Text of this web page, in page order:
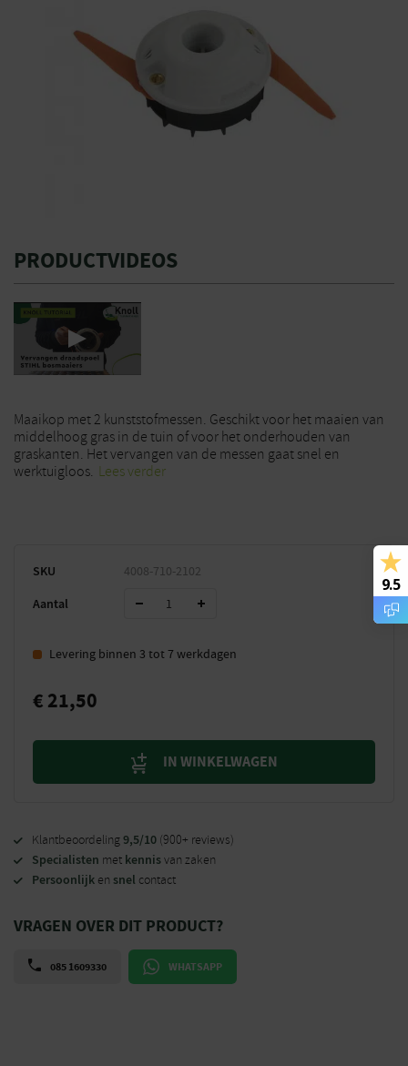
PRODUCTVIDEOS
Maaikop met 2 kunststofmessen. Geschikt voor het maaien van
middelhoog gras in de tuin of voor het onderhouden van
graskanten. Het vervangen van de messen gaat snel en
werktuigloos. Lees verder
SKU 4008-710-2102
Aantal
Levering binnen 3 tot 7 werkdagen
€ 21,50
IN WINKELWAGEN
Klantbeoordeling9,5/10 (900+ reviews)
Specialisten met kennisvan zaken
Persoonlijk en snel contact
VRAGEN OVER DIT PRODUCT?
085 1609330 WHATSAPP
9.5